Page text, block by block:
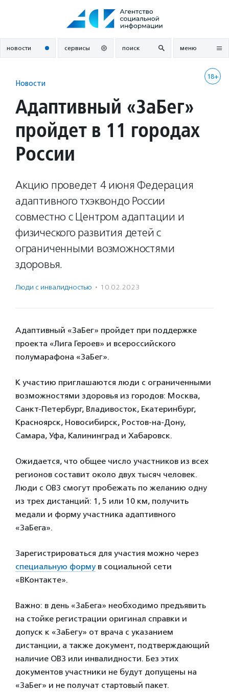
новости сервисы поиск меню
18+
Новости
Адаптивный «ЗаБег»
пройдет в 11 городах
России
Акцию проведет 4 июня Федерация
адаптивного тхэквондо России
совместно с Центром адаптации и
физического развития детей с
ограниченными возможностями
здоровья.
Люди с инвалидностью · 10.02.2023
Адаптивный «ЗаБег» пройдет при поддержке
проекта «Лига Героев» и всероссийского
полумарафона «ЗаБег».
К участию приглашаются люди с ограниченными
возможностями здоровья из городов: Москва,
Санкт-Петербург, Владивосток, Екатеринбург,
Красноярск, Новосибирск, Ростов-на-Дону,
Самара, Уфа, Калининград и Хабаровск.
Ожидается, что общее число участников из всех
регионов составит около двух тысяч человек.
Люди с ОВЗ смогут пробежать по желанию одну
из трех дистанций: 1, 5 или 10 км, получить
медали и форму участника адаптивного
«ЗаБега».
Зарегистрироваться для участия можно через
специальную форму в социальной сети
«ВКонтакте».
Важно: в день «ЗаБега» необходимо предъявить
на стойке регистрации оригинал справки и
допуск к «ЗаБегу» от врача с указанием
дистанции, а также документ, подтверждающий
наличие ОВЗ или инвалидности. Без этих
документов участники не будут допущены на
«ЗаБег» и не получат стартовый пакет.